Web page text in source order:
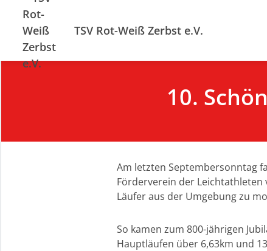
TSV Rot-Weiß Zerbst e.V.
10.
Am letzten Septembersonntag
Förderverein der Leichtathleten
Läufer aus der Umgebung zu
So kamen zum 800-jährigen
Hauptläufen über 6,63km und